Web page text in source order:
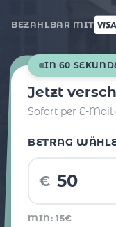
BEZAHLBAR MIT
IN 60
Jetzt
Sofort per E-
BETRAG
€
MIN: 15€